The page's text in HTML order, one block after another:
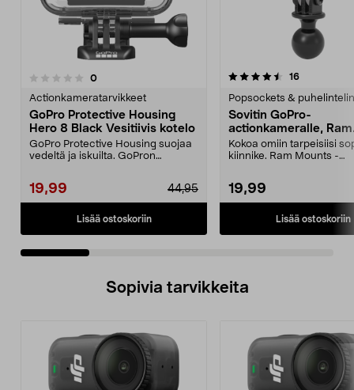
0arvostelut
Actionkameratarvikkeet
GoPro Protective Housing
Hero 8 Black Vesitiivis kotelo
GoPro Protective Housing suojaa
vedeltä ja iskuilta. GoPron
19,99 44,95
Lisää ostoskoriin
4.5 viidestä
16arvostelut
Popsockets &
Sovitin GoPro-
actionkameralle, Ram
Mounts
Kokoa omiin tarpeisiisi
kiinnike. Ram Mounts -
19,99
Lisää ostoskoriin
4.0 viidestä
Sopivia tarvikkeita